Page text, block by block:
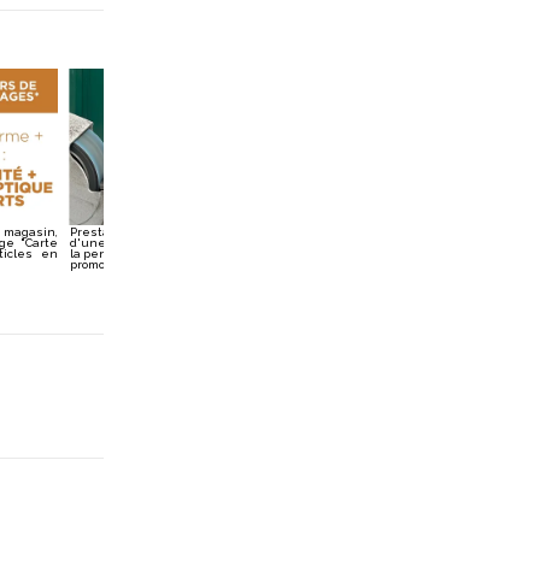
"Carte
en
Prestation offerte effectuée uniquement en magasin,
d'une valeur pouvant aller jusque 180€ pour modification de
la pente, longueur et avantage. Sont exclus les articles en
promotion ou balisés « Bonne Affaire ».